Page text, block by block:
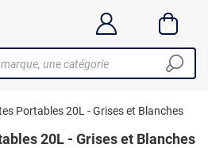
Portables 20L - Grises et Blanches
20L - Grises et Blanches